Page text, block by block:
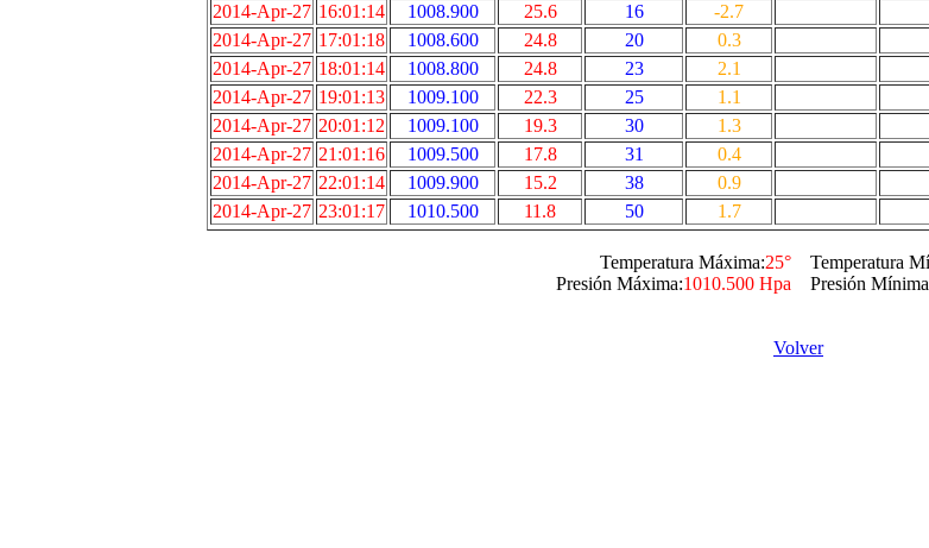
2014-Apr-27 16:01:14 1008.900 25.6 16 -2.7
2014-Apr-27 17:01:18 1008.600 24.8 20 0.3
2014-Apr-27 18:01:14 1008.800 24.8 23 2.1
2014-Apr-27 19:01:13 1009.100 22.3 25 1.1
2014-Apr-27 20:01:12 1009.100 19.3 30 1.3
2014-Apr-27 21:01:16 1009.500 17.8 31 0.4
2014-Apr-27 22:01:14 1009.900 15.2 38 0.9
2014-Apr-27 23:01:17 1010.500 11.8 50 1.7
Temperatura Máxima:25° Temperatura
Presión Máxima:1010.500 Hpa Presión
Volver